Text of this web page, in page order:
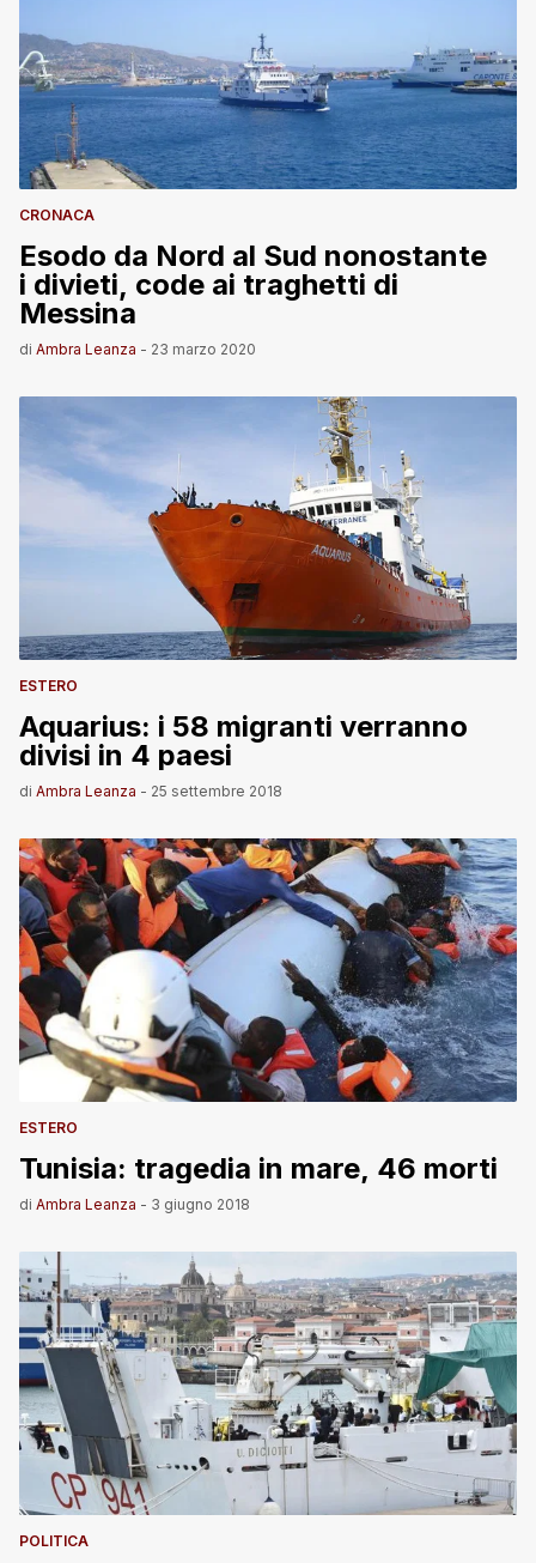
CRONACA
Esodo da Nord al Sud nonostante
i divieti, code ai traghetti di
Messina
di Ambra Leanza - 23 marzo 2020
ESTERO
Aquarius: i 58 migranti verranno
divisi in 4 paesi
di Ambra Leanza - 25 settembre 2018
ESTERO
Tunisia: tragedia in mare, 46 morti
di Ambra Leanza - 3 giugno 2018
POLITICA